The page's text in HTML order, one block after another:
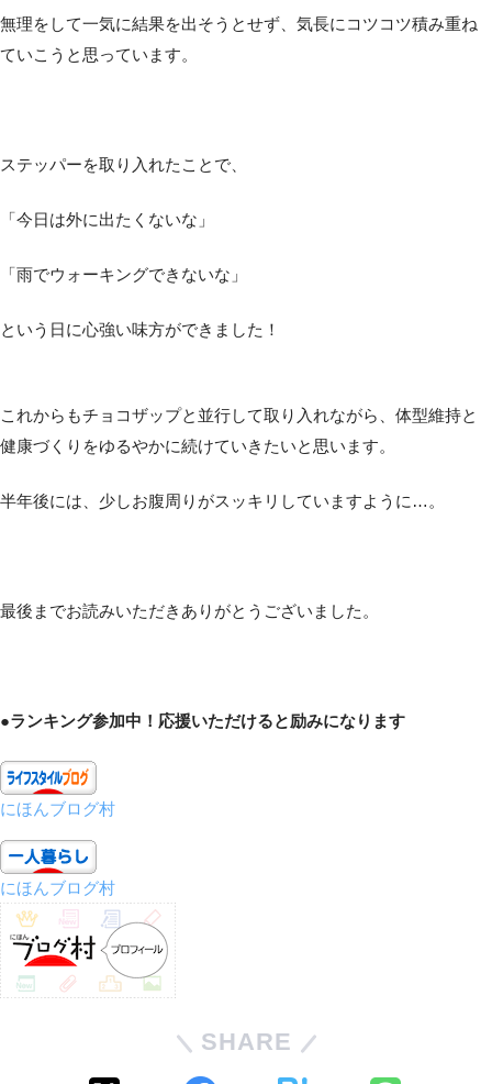
無理をして一気に結果を出そうとせず、気長にコツコツ積み重ね
ていこうと思っています。
ステッパーを取り入れたことで、
「今日は外に出たくないな」
「雨でウォーキングできないな」
という日に心強い味方ができました！
これからもチョコザップと並行して取り入れながら、体型維持と
健康づくりをゆるやかに続けていきたいと思います。
半年後には、少しお腹周りがスッキリしていますように…。
最後までお読みいただきありがとうございました。
●ランキング参加中！応援いただけると励みになります
にほんブログ村
にほんブログ村
SHARE